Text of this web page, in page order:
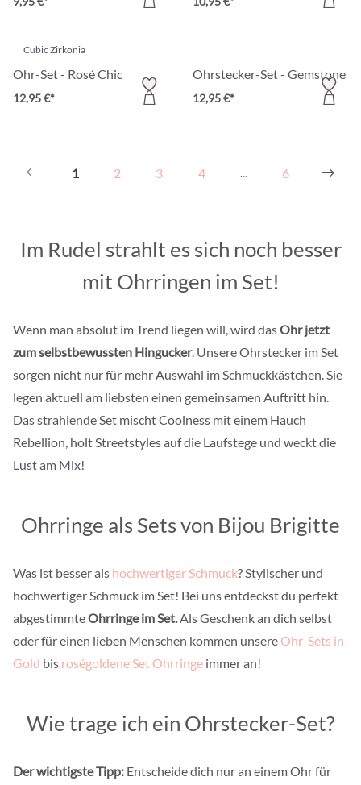
Cubic Zirkonia
Ohr-Set - Rosé Chic
12,95 €*
Ohrstecker-Set - Gemstone
12,95 €*
1 2 3 4 ... 6
Im Rudel strahlt es sich noch besser
mit Ohrringen im Set!
Wenn man absolut im Trend liegen will, wird dasOhr jetzt
zum selbstbewussten Hingucker. Unsere Ohrstecker im Set
sorgen nicht nur für mehr Auswahl im Schmuckkästchen. Sie
legen aktuell am liebsten einen gemeinsamen Auftritt hin.
Das strahlende Set mischt Coolness mit einem Hauch
Rebellion, holt Streetstyles auf die Laufstege und weckt die
Lust am Mix!
Ohrringe als Sets von Bijou Brigitte
Was ist besser als hochwertiger Schmuck? Stylischer und
hochwertiger Schmuck im Set! Bei uns entdeckst du perfekt
abgestimmteOhrringe im Set.Als Geschenk an dich selbst
oder für einen lieben Menschen kommen unsere Ohr-Sets in
Gold bis roségoldene Set Ohrringe immer an!
Wie trage ich ein Ohrstecker-Set?
Der wichtigste Tipp: Entscheide dich nur an einem Ohr für